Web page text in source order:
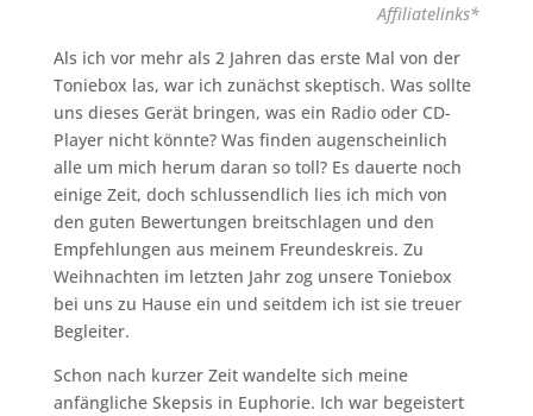
Affiliatelinks*
Als ich vor mehr als 2 Jahren das erste Mal von der
Toniebox las, war ich zunächst skeptisch. Was sollte
uns dieses Gerät bringen, was ein Radio oder CD-
Player nicht könnte? Was finden augenscheinlich
alle um mich herum daran so toll? Es dauerte noch
einige Zeit, doch schlussendlich lies ich mich von
den guten Bewertungen breitschlagen und den
Empfehlungen aus meinem Freundeskreis. Zu
Weihnachten im letzten Jahr zog unsere Toniebox
bei uns zu Hause ein und seitdem ich ist sie treuer
Begleiter.
Schon nach kurzer Zeit wandelte sich meine
anfängliche Skepsis in Euphorie. Ich war begeistert